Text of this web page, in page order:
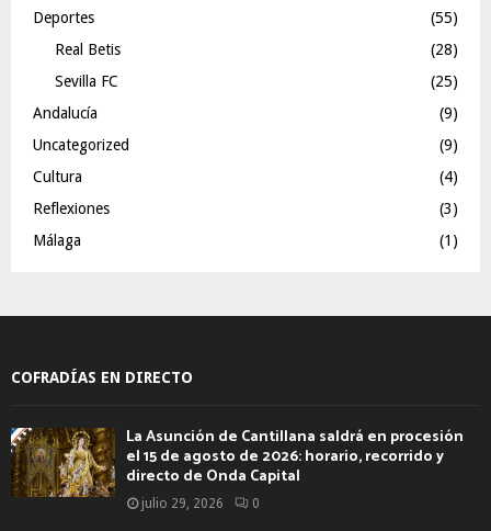
Deportes
(55)
Real Betis
(28)
Sevilla FC
(25)
Andalucía
(9)
Uncategorized
(9)
Cultura
(4)
Reflexiones
(3)
Málaga
(1)
COFRADÍAS EN DIRECTO
La Asunción de Cantillana saldrá en procesión
el 15 de agosto de 2026: horario, recorrido y
directo de Onda Capital
julio 29, 2026 0